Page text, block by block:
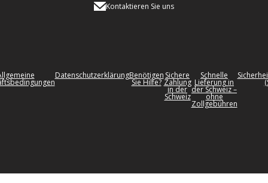
Kontaktieren Sie uns
DatenschutzerklärungBenötigen
Sie Hilfe?
Sichere
Zahlung
in der
Schweiz
Schnelle
Lieferung in
der Schweiz –
ohne
Zollgebühren